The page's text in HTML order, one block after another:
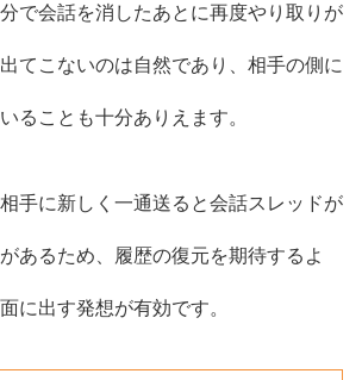
で会話を消したあとに再度やり取りが
てこないのは自然であり、相手の側に
ることも十分ありえます。
手に新しく一通送ると会話スレッドが
あるため、履歴の復元を期待するよ
に出す発想が有効です。